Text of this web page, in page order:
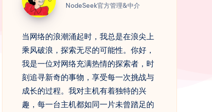
NodeSeek官方管理&中介
当网络的浪潮涌起时，我总是在浪尖上
乘风破浪，探索无尽的可能性。你好，
我是一位对网络充满热情的探索者，时
刻追寻新奇的事物，享受每一次挑战与
成长的过程。我对主机有着独特的兴
趣，每一台主机都如同一片未曾踏足的